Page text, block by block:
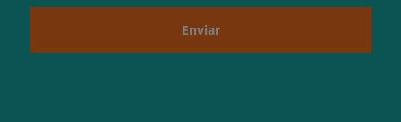
Enviar